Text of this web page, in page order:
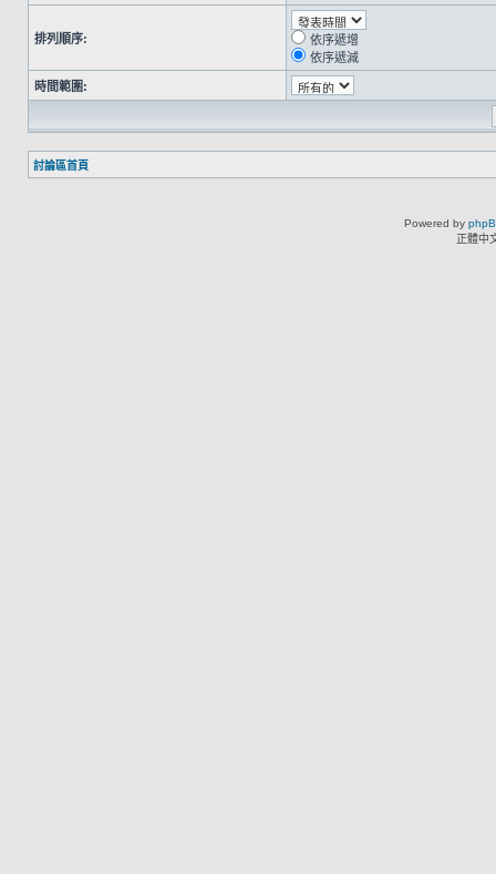
排列順序:
依序遞增
依序遞減
時間範圍:
討論區首頁
Powered by
正體中